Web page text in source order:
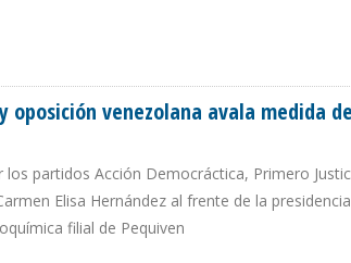
oposición venezolana avala medida
partidos Acción Democráctica, Primero
Elisa Hernández al frente de la
filial de Pequiven